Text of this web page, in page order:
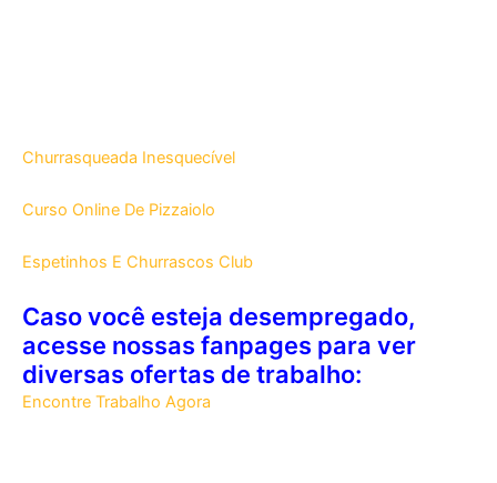
Churrasqueada Inesquecível
Curso Online De Pizzaiolo
Espetinhos E Churrascos Club
Caso você esteja desempregado,
acesse nossas fanpages para ver
diversas ofertas de trabalho:
Encontre Trabalho Agora